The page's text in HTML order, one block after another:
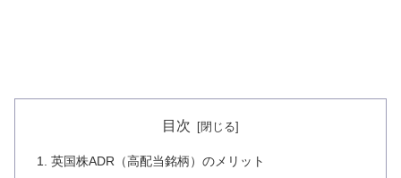
目次
英国株ADR（高配当銘柄）のメリット